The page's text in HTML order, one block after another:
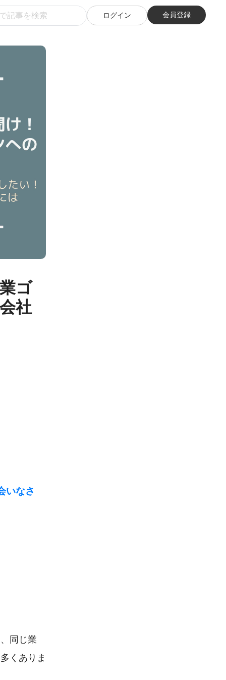
ログイン 会員登録
ゴ
社
いなさ
同じ業
くありま